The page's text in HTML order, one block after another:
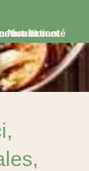
Avoine et en visio consultation